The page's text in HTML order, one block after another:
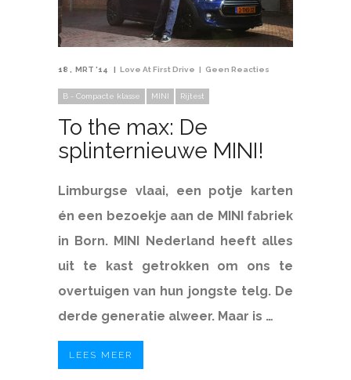
18 MRT '14 Love At First Drive Geen Reacties
B - Compacte klasse MINI Rijtest
To the max: De
splinternieuwe MINI!
Limburgse vlaai, een potje karten
én een bezoekje aan de MINI fabriek
in Born. MINI Nederland heeft alles
uit te kast getrokken om ons te
overtuigen van hun jongste telg. De
derde generatie alweer. Maar is …
LEES MEER